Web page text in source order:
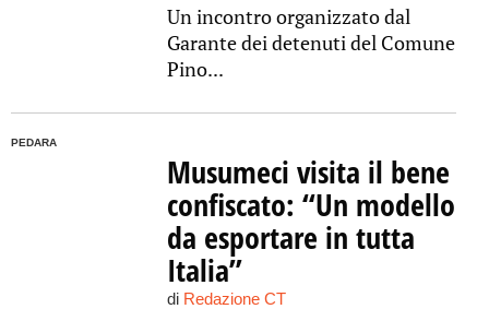
Un incontro organizzato dal
Garante dei detenuti del Comune
Pino...
PEDARA
Musumeci visita il bene
confiscato: “Un modello
da esportare in tutta
Italia”
di Redazione CT